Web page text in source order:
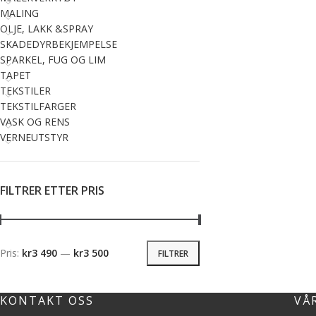
MALING
OLJE, LAKK &SPRAY
SKADEDYRBEKJEMPELSE
SPARKEL, FUG OG LIM
TAPET
TEKSTILER
TEKSTILFARGER
VASK OG RENS
VERNEUTSTYR
FILTRER ETTER PRIS
FILTRER
Pris: kr3 490 — kr3 500
KONTAKT OSS